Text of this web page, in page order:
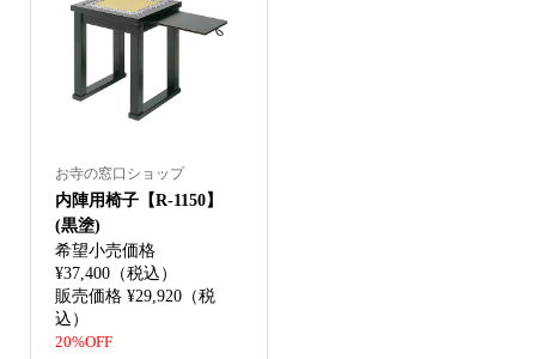
お寺の窓口ショップ
内陣用椅子【R-1150】
(黒塗)
希望小売価格
¥37,400（税込）
販売価格 ¥29,920（税
込）
20%OFF